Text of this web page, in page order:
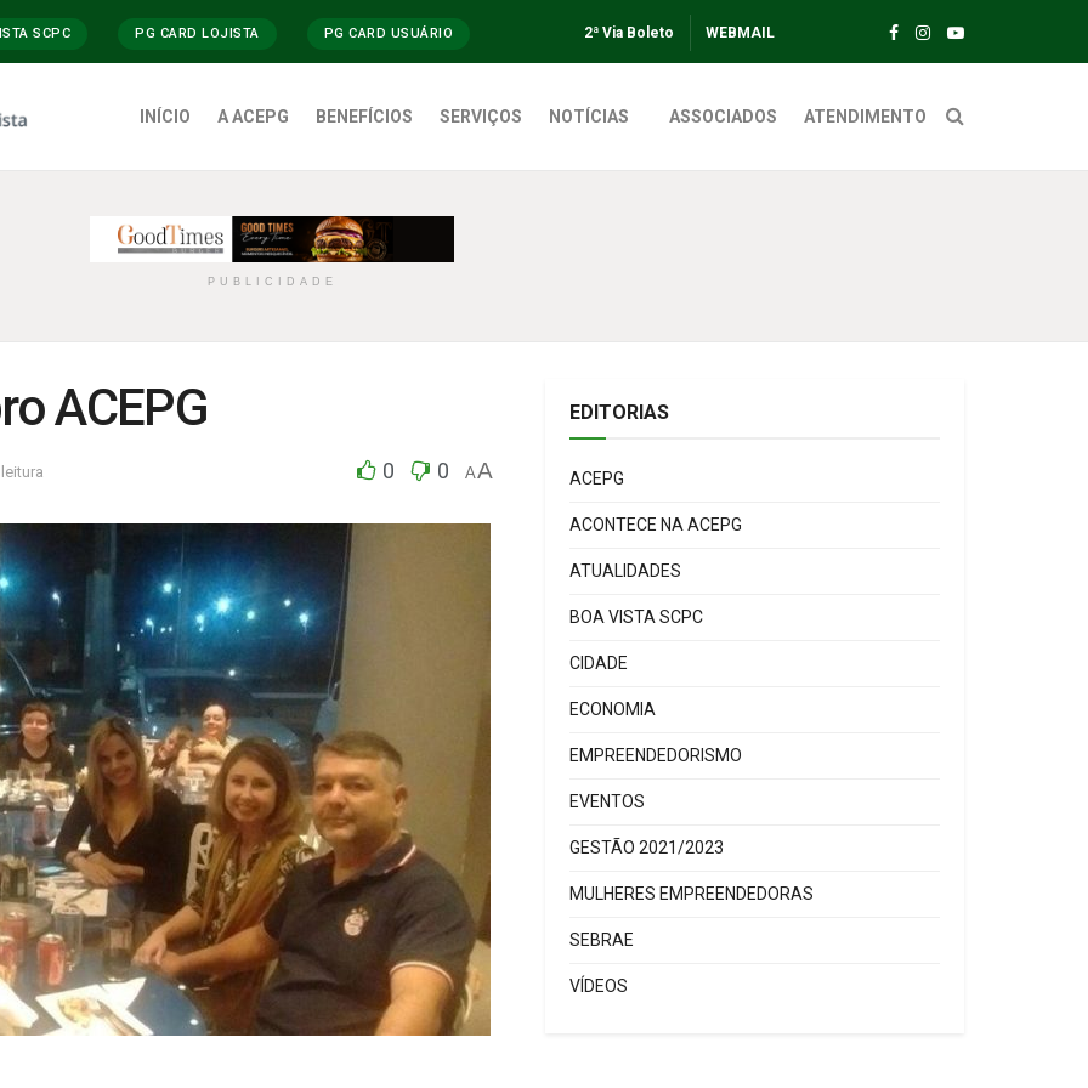
SCPC PG CARD LOJISTA PG CARD USUÁRIO 2ª Via Boleto WEBMAIL
INÍCIO A ACEPG BENEFÍCIOS SERVIÇOS NOTÍCIAS ASSOCIADOS ATENDIMENTO
PUBLICIDADE
ACEPG
0 0 AA
EDITORIAS
ACEPG
ACONTECE NA ACEPG
ATUALIDADES
BOA VISTA SCPC
CIDADE
ECONOMIA
EMPREENDEDORISMO
EVENTOS
GESTÃO 2021/2023
MULHERES EMPREENDEDORAS
SEBRAE
VÍDEOS